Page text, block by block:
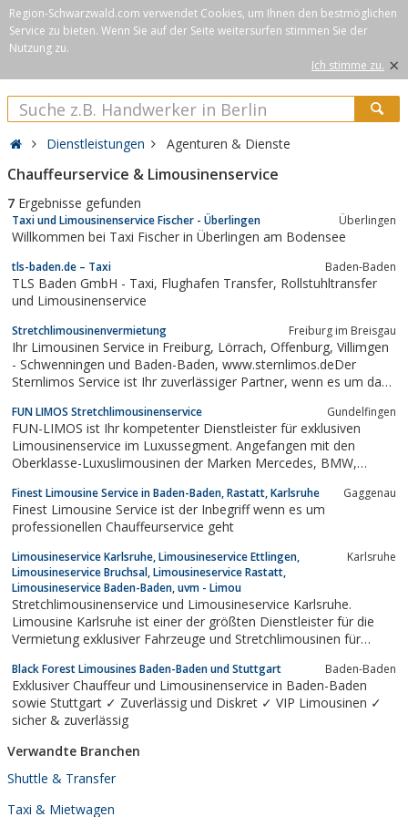
Region-Schwarzwald.com verwendet Cookies, um Ihnen den bestmöglichen
Service zu bieten. Wenn Sie auf der Seite weitersurfen stimmen Sie der
Nutzung zu.
Ich stimme zu. ×
Dienstleistungen Agenturen & Dienste
Chauffeurservice & Limousinenservice
7 Ergebnisse gefunden
Taxi und Limousinenservice Fischer - Überlingen Überlingen
Willkommen bei Taxi Fischer in Überlingen am Bodensee
tls-baden.de – Taxi Baden-Baden
TLS Baden GmbH - Taxi, Flughafen Transfer, Rollstuhltransfer
und Limousinenservice
Stretchlimousinenvermietung Freiburg im Breisgau
Ihr Limousinen Service in Freiburg, Lörrach, Offenburg, Villimgen
- Schwenningen und Baden-Baden, www.sternlimos.deDer
Sternlimos Service ist Ihr zuverlässiger Partner, wenn es um das
Betriebsfeier, Geburtstag, Flughafentransfer, Stadtrundfahrt,
Discofahrt,...
FUN LIMOS Stretchlimousinenservice Gundelfingen
FUN-LIMOS ist Ihr kompetenter Dienstleister für exklusiven
Limousinenservice im Luxussegment. Angefangen mit den
Oberklasse-Luxuslimousinen der Marken Mercedes, BMW,
Excalibur Stretchlimousine bis hin zu der Hummer
Stretchlimousine!
Finest Limousine Service in Baden-Baden, Rastatt, Karlsruhe Gaggenau
Finest Limousine Service ist der Inbegriff wenn es um
professionellen Chauffeurservice geht
Limousineservice Karlsruhe, Limousineservice Ettlingen,
Limousineservice Bruchsal, Limousineservice Rastatt,
Limousineservice Baden-Baden, uvm - Limou
Karlsruhe
Stretchlimousinenservice und Limousineservice Karlsruhe.
Limousine Karlsruhe ist einer der größten Dienstleister für die
Vermietung exklusiver Fahrzeuge und Stretchlimousinen für
Rheinstetten, uvm. Mieten Sie ein Stretchlimousine oder ein
anderes hochwertiges...
Black Forest Limousines Baden-Baden und Stuttgart Baden-Baden
Exklusiver Chauffeur und Limousinenservice in Baden-Baden
sowie Stuttgart ✓ Zuverlässig und Diskret ✓ VIP Limousinen ✓
sicher & zuverlässig
Verwandte Branchen
Shuttle & Transfer
Taxi & Mietwagen